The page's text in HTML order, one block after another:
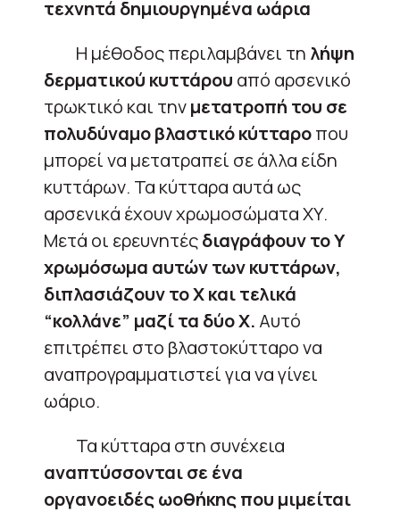
τεχνητά δημιουργημένα ωάρια
Η μέθοδος περιλαμβάνει τη λήψη
δερματικού κυττάρου από αρσενικό
τρωκτικό και τηνμετατροπή του σε
πολυδύναμο βλαστικό κύτταροπου
μπορεί να μετατραπεί σε άλλα είδη
κυττάρων. Τα κύτταρα αυτά ως
αρσενικά έχουν χρωμοσώματα ΧΥ.
Μετά οι ερευνητέςδιαγράφουν το Υ
χρωμόσωμα αυτών των κυττάρων,
διπλασιάζουν το Χ και τελικά
“κολλάνε” μαζί τα δύο Χ. Αυτό
επιτρέπει στο βλαστοκύτταρο να
αναπρογραμματιστεί για να γίνει
ωάριο.
Τα κύτταρα στη συνέχεια
αναπτύσσονται σε ένα
οργανοειδές ωοθήκης που μιμείται